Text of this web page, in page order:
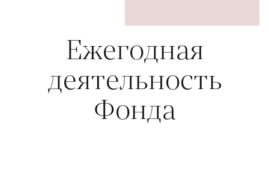
Ежегодная
деятельность
Фонда